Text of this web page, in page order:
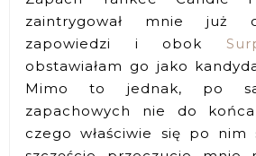
zaintrygował mnie już
zapowiedzi i obok
obstawiałam go jako
Mimo to jednak, po
zapachowych nie do
czego właściwie się po nim